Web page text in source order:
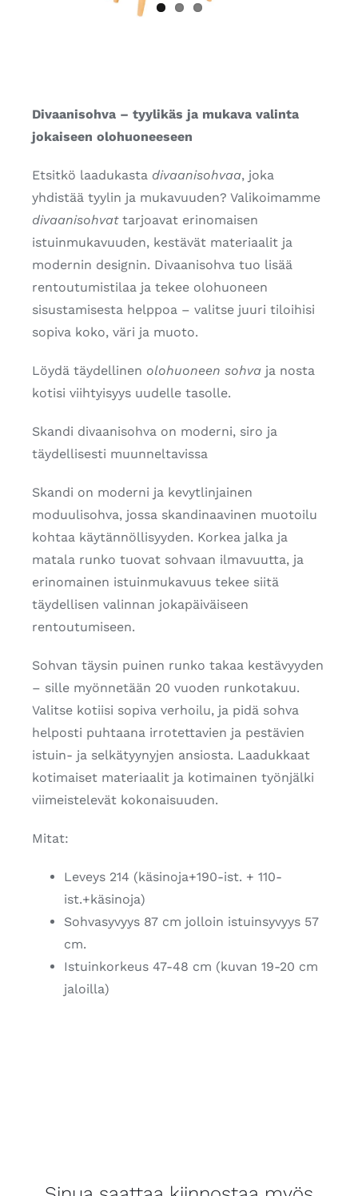
Divaanisohva – tyylikäs ja mukava valinta
jokaiseen olohuoneeseen
Etsitkö laadukasta divaanisohvaa, joka
yhdistää tyylin ja mukavuuden? Valikoimamme
divaanisohvattarjoavat erinomaisen
istuinmukavuuden, kestävät materiaalit ja
modernin designin. Divaanisohva tuo lisää
rentoutumistilaa ja tekee olohuoneen
sisustamisesta helppoa – valitse juuri tiloihisi
sopiva koko, väri ja muoto.
Löydä täydellinen olohuoneen sohvaja nosta
kotisi viihtyisyys uudelle tasolle.
Skandi divaanisohva on moderni, siro ja
täydellisesti muunneltavissa
Skandi on moderni ja kevytlinjainen
moduulisohva, jossa skandinaavinen muotoilu
kohtaa käytännöllisyyden. Korkea jalka ja
matala runko tuovat sohvaan ilmavuutta, ja
erinomainen istuinmukavuus tekee siitä
täydellisen valinnan jokapäiväiseen
rentoutumiseen.
Sohvan täysin puinen runko takaa kestävyyden
– sille myönnetään 20 vuoden runkotakuu.
Valitse kotiisi sopiva verhoilu, ja pidä sohva
helposti puhtaana irrotettavien ja pestävien
istuin- ja selkätyynyjen ansiosta. Laadukkaat
kotimaiset materiaalit ja kotimainen työnjälki
viimeistelevät kokonaisuuden.
Mitat:
Leveys 214 (käsinoja+190-ist. + 110-
ist.+käsinoja)
Sohvasyvyys 87 cm jolloin istuinsyvyys 57
cm.
Istuinkorkeus 47-48 cm (kuvan 19-20 cm
jaloilla)